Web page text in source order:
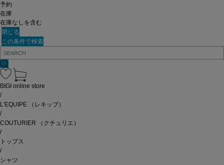
予約
在庫
在庫なしを含む
閉じる
この条件で検索
BIGI online store
/
L'EQUIPE
（レキップ）
/
COUTURIER
（クチュリエ）
/
トップス
/
シャツ